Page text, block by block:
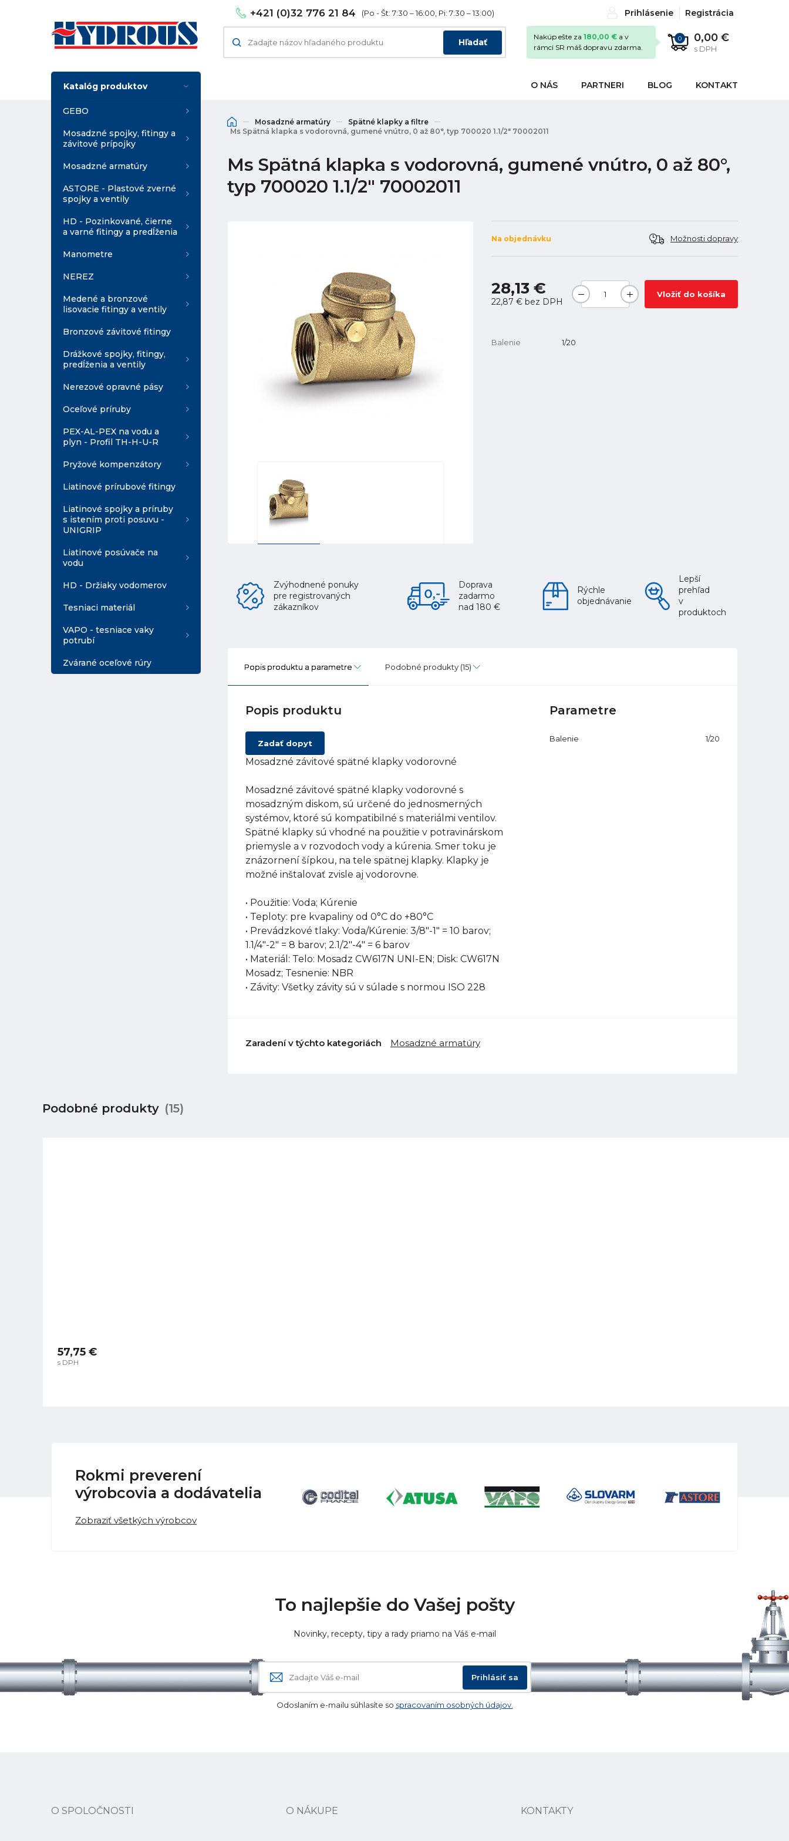
+421 (0)32 776 21 84 (Po - Št: 7:30 – 16:00, Pi: 7:30 – 13:00) Prihlásenie Registrácia
Hľadať 0 0,00 €
s DPH
Nakúp ešte za 180,00 € a v
rámci SR máš dopravu zdarma.
O NÁS PARTNERI BLOG KONTAKT
Katalóg produktov
GEBO
Mosadzné spojky, fitingy a
závitové prípojky
Mosadzné armatúry
ASTORE - Plastové zverné
spojky a ventily
HD - Pozinkované, čierne
a varné fitingy a predĺženia
Manometre
NEREZ
Medené a bronzové
lisovacie fitingy a ventily
Bronzové závitové fitingy
Drážkové spojky, fitingy,
predĺženia a ventily
Nerezové opravné pásy
Oceľové príruby
PEX-AL-PEX na vodu a
plyn - Profil TH-H-U-R
Pryžové kompenzátory
Liatinové prírubové fitingy
Liatinové spojky a príruby
s istením proti posuvu -
UNIGRIP
Liatinové posúvače na
vodu
HD - Držiaky vodomerov
Tesniaci materiál
VAPO - tesniace vaky
potrubí
Zvárané oceľové rúry
Mosadzné armatúry
Spätné klapky a filtre
Ms Spätná klapka s vodorovná, gumené vnútro, 0 až 80°, typ 700020 1.1/2" 70002011
Ms Spätná klapka s vodorovná, gumené vnútro, 0 až 80°,
typ 700020 1.1/2" 70002011
Na objednávku Možnosti dopravy
28,13 €
22,87 € bez DPH
Vložiť do košíka
Balenie 1/20
Zvýhodnené ponuky
pre registrovaných
zákazníkov
Doprava
zadarmo
nad 180 €
Rýchle
objednávanie
Lepší
prehľad
v
produktoch
Popis produktu a parametre Podobné produkty (15)
Popis produktu
Zadať dopyt
Mosadzné závitové spätné klapky vodorovné
Mosadzné závitové spätné klapky vodorovné s
mosadzným diskom, sú určené do jednosmerných
systémov, ktoré sú kompatibilné s materiálmi ventilov.
Spätné klapky sú vhodné na použitie v potravinárskom
priemysle a v rozvodoch vody a kúrenia. Smer toku je
znázornení šípkou, na tele spätnej klapky. Klapky je
možné inštalovať zvisle aj vodorovne.
• Použitie: Voda; Kúrenie
• Teploty: pre kvapaliny od 0°C do +80°C
• Prevádzkové tlaky: Voda/Kúrenie: 3/8"-1" = 10 barov;
1.1/4"-2" = 8 barov; 2.1/2"-4" = 6 barov
• Materiál: Telo: Mosadz CW617N UNI-EN; Disk: CW617N
Mosadz; Tesnenie: NBR
• Závity: Všetky závity sú v súlade s normou ISO 228
Parametre
Balenie 1/20
Zaradení v týchto kategoriách Mosadzné armatúry
Podobné produkty (15)
57,75 €
s DPH
Rokmi preverení
výrobcovia a dodávatelia
Zobraziť všetkých výrobcov
To najlepšie do Vašej pošty
Novinky, recepty, tipy a rady priamo na Váš e-mail
Prihlásiť sa
Odoslaním e-mailu súhlasíte so spracovaním osobných údajov.
O SPOLOČNOSTI O NÁKUPE KONTAKTY